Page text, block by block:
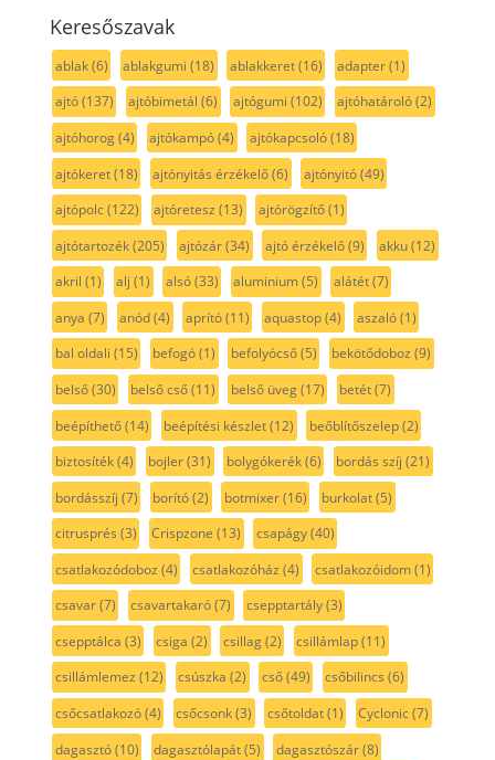
Keresőszavak
ablak(6) ablakgumi (18) ablakkeret(16) adapter(1)
ajtó(137) ajtóbimetál (6) ajtógumi (102) ajtóhatároló(2)
ajtóhorog(4) ajtókampó(4) ajtókapcsoló(18)
ajtókeret(18) ajtónyitás érzékelő(6) ajtónyitó(49)
ajtópolc(122) ajtóretesz (13) ajtórögzítő(1)
ajtótartozék(205) ajtózár(34) ajtó érzékelő(9) akku(12)
akril (1) alj (1) alsó(33) aluminium(5) alátét(7)
anya (7) anód(4) aprító(11) aquastop(4) aszaló(1)
bal oldali (15) befogó(1) befolyócső(5) bekötődoboz (9)
belső(30) belső cső(11) belső üveg(17) betét(7)
beépíthető(14) beépítési készlet(12) beőblítőszelep(2)
biztosíték(4) bojler(31) bolygókerék(6) bordás szíj (21)
bordásszíj (7) borító(2) botmixer(16) burkolat(5)
citrusprés (3) Crispzone (13) csapágy(40)
csatlakozódoboz (4) csatlakozóház (4) csatlakozóidom(1)
csavar(7) csavartakaró(7) csepptartály(3)
csepptálca (3) csiga (2) csillag(2) csillámlap(11)
csillámlemez (12) csúszka (2) cső(49) csőbilincs (6)
csőcsatlakozó(4) csőcsonk(3) csőtoldat(1) Cyclonic(7)
dagasztó(10) dagasztólapát(5) dagasztószár(8)